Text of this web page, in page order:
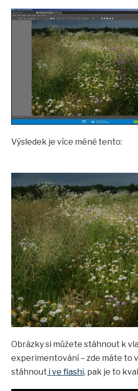
Výsledek je více méně tento:
Obrázky si můžete stáhnout k
experimentování – zde máte to
stáhnout i ve flashi, pak je to